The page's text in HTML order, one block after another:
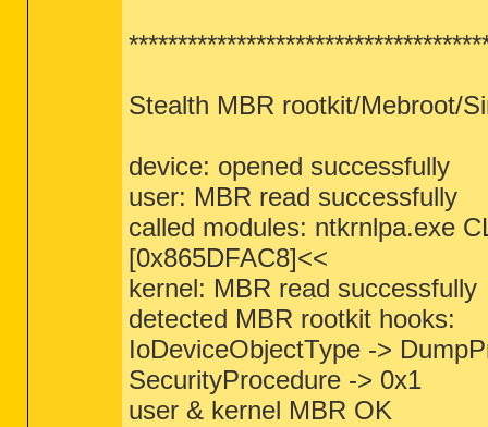
Stealth MBR rootkit/Mebroot/
device: opened successfully
user: MBR read successfully
called modules: ntkrnlpa.exe
[0x865DFAC8]<<
kernel: MBR read successfully
detected MBR rootkit hooks:
IoDeviceObjectType ->
SecurityProcedure -> 0x1
user & kernel MBR OK